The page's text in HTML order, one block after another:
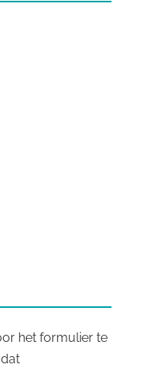
het formulier te